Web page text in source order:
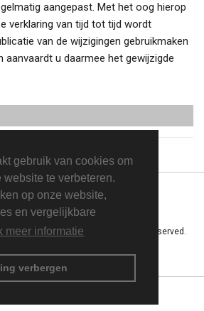
gebruik van cookies om
website te verbeteren.
op onze website,
en vergelijkbare
meer informatie
verbergen
aangepast. Met het oog hierop
verklaring van tijd tot tijd wordt
van de wijzigingen gebruikmaken
aanvaardt u daarmee het gewijzigde
· Copyright © 2026 All rights reserved.